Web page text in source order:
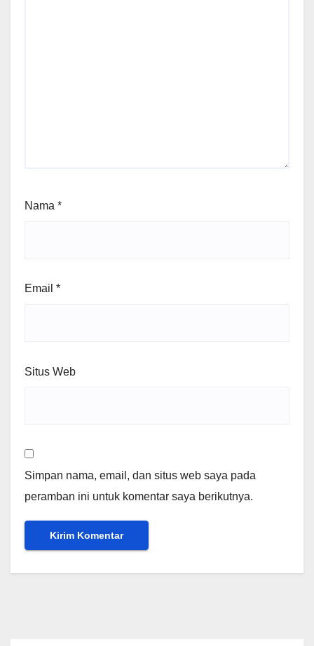
Nama *
Email *
Situs Web
Simpan nama, email, dan situs web saya pada
peramban ini untuk komentar saya berikutnya.